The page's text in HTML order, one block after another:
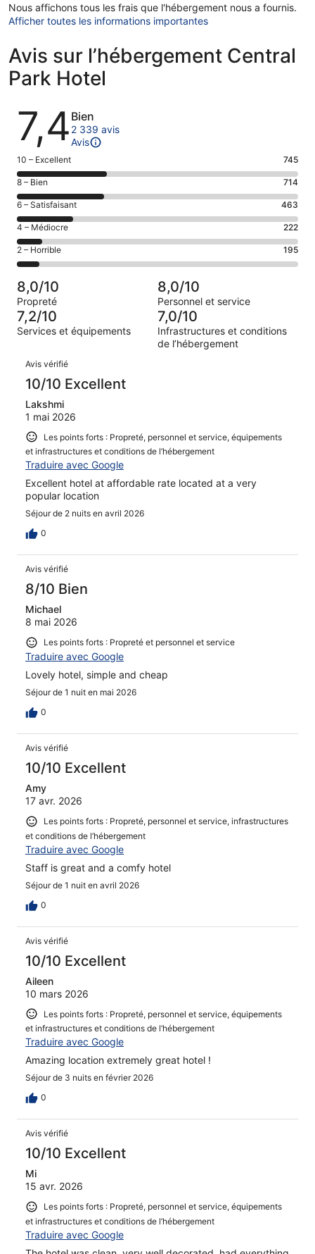
Nous affichons tous les frais que l'hébergement nous a fournis.
Afficher toutes les informations importantes
Avis sur l’hébergement Central
Park Hotel
Avis
7,4 Bien
2 339 avis
Avis
Note
des
voyageurs
de 10
(Excellent),
d’après 745 avis
sur 2339.
10 – Excellent 745
Note
des
voyageurs
de 8
(Bien),
d’après 714 avis
sur 2339.
8 – Bien 714
Note
des
voyageurs
de 6
(Satisfaisant),
sur 2339.
6 – Satisfaisant 463
Note
des
voyageurs
de 4
(Médiocre),
d’après 222 avis
sur 2339.
4 – Médiocre 222
Note
des
voyageurs
de 2
(Horrible),
d’après 195 avis
sur 2339.
2 – Horrible 195
8,0/10
Propreté
8,0/10
Personnel et service
7,2/10
Services et équipements
7,0/10
Infrastructures et conditions
de l’hébergement
Avis
Avis vérifié
10/10 Excellent
Lakshmi
1 mai 2026
Les points forts : Propreté, personnel et service, équipements
et infrastructures et conditions de l’hébergement
Traduire avec Google
Excellent hotel at affordable rate located at a very
popular location
Séjour de 2 nuits en avril 2026
0
Avis vérifié
8/10 Bien
Michael
8 mai 2026
Les points forts : Propreté et personnel et service
Traduire avec Google
Lovely hotel, simple and cheap
Séjour de 1 nuit en mai 2026
0
Avis vérifié
10/10 Excellent
Amy
17 avr. 2026
Les points forts : Propreté, personnel et service, infrastructures
et conditions de l’hébergement
Traduire avec Google
Staff is great and a comfy hotel
Séjour de 1 nuit en avril 2026
0
Avis vérifié
10/10 Excellent
Aileen
10 mars 2026
Les points forts : Propreté, personnel et service, équipements
et infrastructures et conditions de l’hébergement
Traduire avec Google
Amazing location extremely great hotel !
Séjour de 3 nuits en février 2026
0
Avis vérifié
10/10 Excellent
Mi
15 avr. 2026
Les points forts : Propreté, personnel et service, équipements
et infrastructures et conditions de l’hébergement
Traduire avec Google